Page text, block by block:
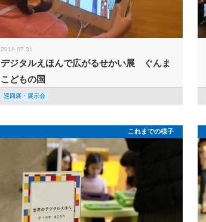
2019.07.31
デジタルえほんで広がるせかい展 ぐんま
こどもの国
巡回展・展示会
これまでの様子